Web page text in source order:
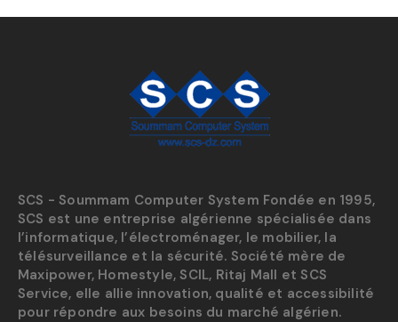
SCS - Soummam Computer System Fondée en 1995,
SCS est une entreprise algérienne spécialisée dans
l’informatique, l’électroménager, le mobilier, la
télésurveillance et la sécurité. Société mère de
Maxipower, Homestyle, SCIL, Ritaj Mall et SCS
Service, elle allie innovation, qualité et accessibilité
pour répondre aux besoins du marché algérien.